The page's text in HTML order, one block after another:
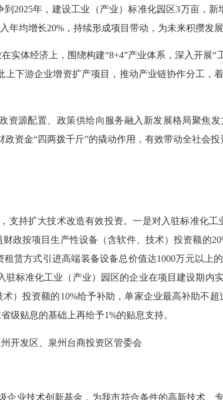
2025年，建设工业（产业）标准化园区3万亩，
年均增长20%，持续形成项目带动，为未来积攒发展
实体经济上，围绕构建“8+4”产业体系，深入开展
上下游企业增资扩产项目，推动产业链协作分工，
资源配置、政策供给向服务融入新发展格局聚焦
资金“四两拨千斤”的撬动作用，有效带动全社会
持扩大技术改造有效投资。一是对入驻标准化工
政按项目生产性设备（含软件、技术）投资额的
赁方式引进高端装备设备总价值达1000万元以上
标准化工业（产业）园区的企业在项目建设期内
）投资额的10%给予补助，单家企业最高补助不
级贴息的基础上再给予1%的贴息支持。
开发区、泉州台商投资区管委会
业技术创新基金，为我市符合条件的高新技术、